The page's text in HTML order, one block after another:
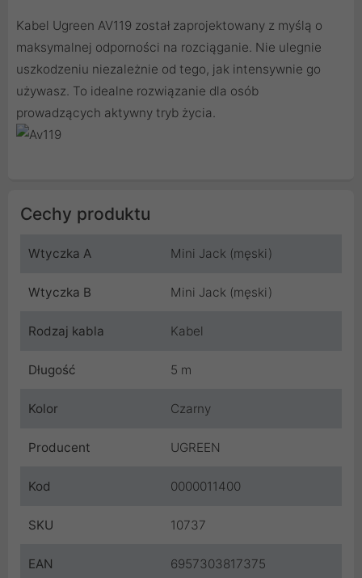
Kabel Ugreen AV119 został zaprojektowany z myślą o
maksymalnej odporności na rozciąganie. Nie ulegnie
uszkodzeniu niezależnie od tego, jak intensywnie go
używasz. To idealne rozwiązanie dla osób
prowadzących aktywny tryb życia.
Cechy produktu
Wtyczka A Mini Jack (męski)
Wtyczka B Mini Jack (męski)
Rodzaj kabla Kabel
Długość 5 m
Kolor Czarny
Producent UGREEN
Kod 0000011400
SKU 10737
EAN 6957303817375